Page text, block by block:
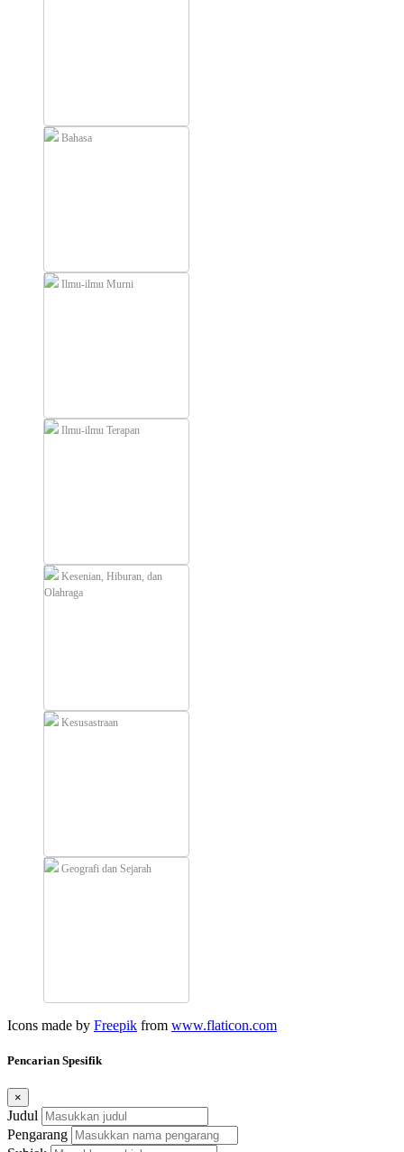
Bahasa
Ilmu-ilmu Murni
Ilmu-ilmu Terapan
Kesenian, Hiburan, dan
Olahraga
Kesusastraan
Geografi dan Sejarah
Icons made by Freepik from www.flaticon.com
Pencarian Spesifik
×
Judul
Pengarang